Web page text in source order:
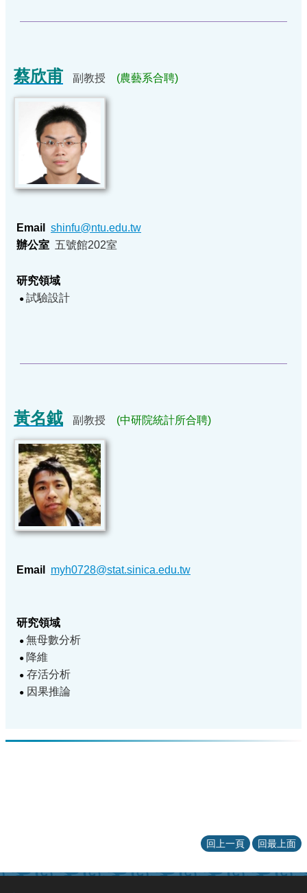
蔡欣甫 副教授 (農藝系合聘)
Email shinfu@ntu.edu.tw
辦公室 五號館202室
研究領域
● 試驗設計
黃名鉞 副教授 (中研院統計所合聘)
Email myh0728@stat.sinica.edu.tw
研究領域
● 無母數分析
● 降維
● 存活分析
● 因果推論
回上一頁 回最上面